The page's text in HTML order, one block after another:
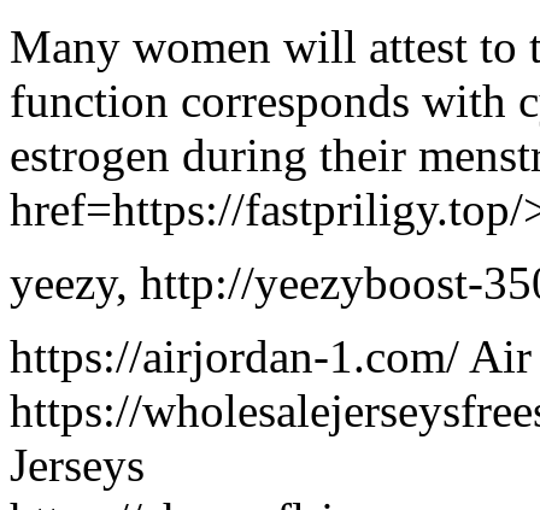
Many women will attest to
function corresponds with
estrogen during their
href=https://
yeezy, http://yeezyboost-
https://airjordan-1.com/ Air
https://
Jerseys